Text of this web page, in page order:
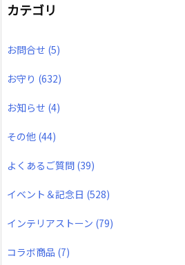
カテゴリ
お問合せ (5)
お守り (632)
お知らせ (4)
その他 (44)
よくあるご質問 (39)
イベント＆記念日 (528)
インテリアストーン (79)
コラボ商品 (7)